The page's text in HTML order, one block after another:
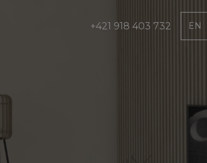
+421 918 403 732 EN